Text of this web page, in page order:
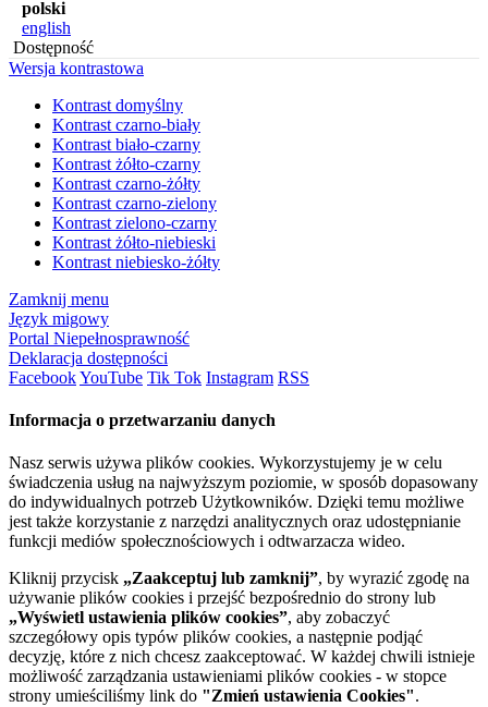
polski
english
Dostępność
Wersja kontrastowa
Kontrast domyślny
Kontrast czarno-biały
Kontrast biało-czarny
Kontrast żółto-czarny
Kontrast czarno-żółty
Kontrast czarno-zielony
Kontrast zielono-czarny
Kontrast żółto-niebieski
Kontrast niebiesko-żółty
Zamknij menu
Język migowy
Portal Niepełnosprawność
Deklaracja dostępności
FacebookYouTube Tik Tok Instagram RSS
Informacja o przetwarzaniu danych
Nasz serwis używa plików cookies. Wykorzystujemy je w celu
świadczenia usług na najwyższym poziomie, w sposób dopasowany
do indywidualnych potrzeb Użytkowników. Dzięki temu możliwe
jest także korzystanie z narzędzi analitycznych oraz udostępnianie
funkcji mediów społecznościowych i odtwarzacza wideo.
Kliknij przycisk „Zaakceptuj lub zamknij”, by wyrazić zgodę na
używanie plików cookies i przejść bezpośrednio do strony lub
„Wyświetl ustawienia plików cookies”, aby zobaczyć
szczegółowy opis typów plików cookies, a następnie podjąć
decyzję, które z nich chcesz zaakceptować. W każdej chwili istnieje
możliwość zarządzania ustawieniami plików cookies - w stopce
strony umieściliśmy link do "Zmień ustawienia Cookies".